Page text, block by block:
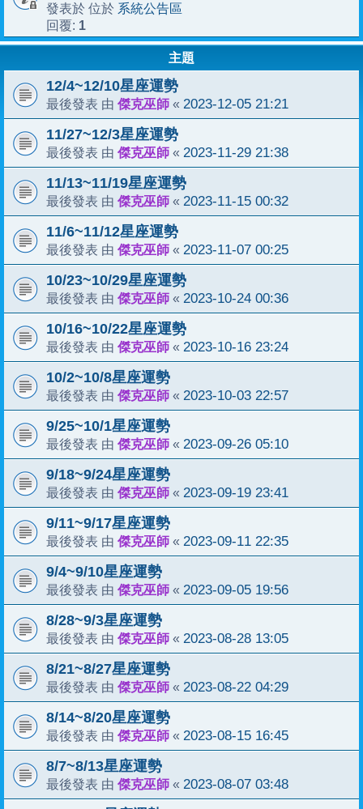
發表於 位於 系統公告區
回覆: 1
主題
12/4~12/10星座運勢
最後發表 由 傑克巫師 « 2023-12-05 21:21
11/27~12/3星座運勢
最後發表 由 傑克巫師 « 2023-11-29 21:38
11/13~11/19星座運勢
最後發表 由 傑克巫師 « 2023-11-15 00:32
11/6~11/12星座運勢
最後發表 由 傑克巫師 « 2023-11-07 00:25
10/23~10/29星座運勢
最後發表 由 傑克巫師 « 2023-10-24 00:36
10/16~10/22星座運勢
最後發表 由 傑克巫師 « 2023-10-16 23:24
10/2~10/8星座運勢
最後發表 由 傑克巫師 « 2023-10-03 22:57
9/25~10/1星座運勢
最後發表 由 傑克巫師 « 2023-09-26 05:10
9/18~9/24星座運勢
最後發表 由 傑克巫師 « 2023-09-19 23:41
9/11~9/17星座運勢
最後發表 由 傑克巫師 « 2023-09-11 22:35
9/4~9/10星座運勢
最後發表 由 傑克巫師 « 2023-09-05 19:56
8/28~9/3星座運勢
最後發表 由 傑克巫師 « 2023-08-28 13:05
8/21~8/27星座運勢
最後發表 由 傑克巫師 « 2023-08-22 04:29
8/14~8/20星座運勢
最後發表 由 傑克巫師 « 2023-08-15 16:45
8/7~8/13星座運勢
最後發表 由 傑克巫師 « 2023-08-07 03:48